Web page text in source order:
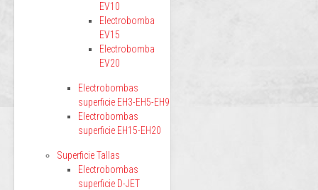
EV10
Electrobomba
EV15
Electrobomba
EV20
Electrobombas
superficie EH3-EH5-EH9
Electrobombas
superficie EH15-EH20
Superficie Tallas
Electrobombas
superficie D-JET